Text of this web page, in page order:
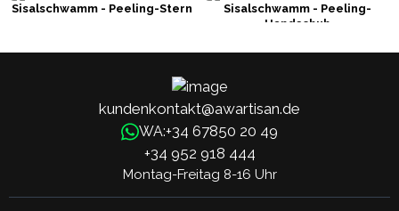
Sisalschwamm - Peeling-Stern
Sisalschwamm - Peeling-
Handschuh
kundenkontakt@awartisan.de
WA:+34 67850 20 49
+34 952 918 444
Montag-Freitag 8-16 Uhr